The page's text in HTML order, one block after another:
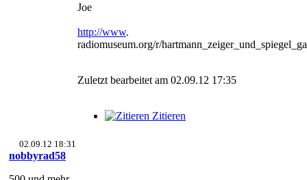
Joe
http://www.
radiomuseum.org/r/
Zuletzt bearbeitet am 02.09.12 17:35
Zitieren
02.09.12 18:31
nobbyrad58